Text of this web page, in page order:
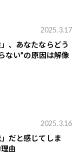
2025.3.17
」、あなたならどう
ない”の原因は解像
2025.3.16
」だと感じてしま
由